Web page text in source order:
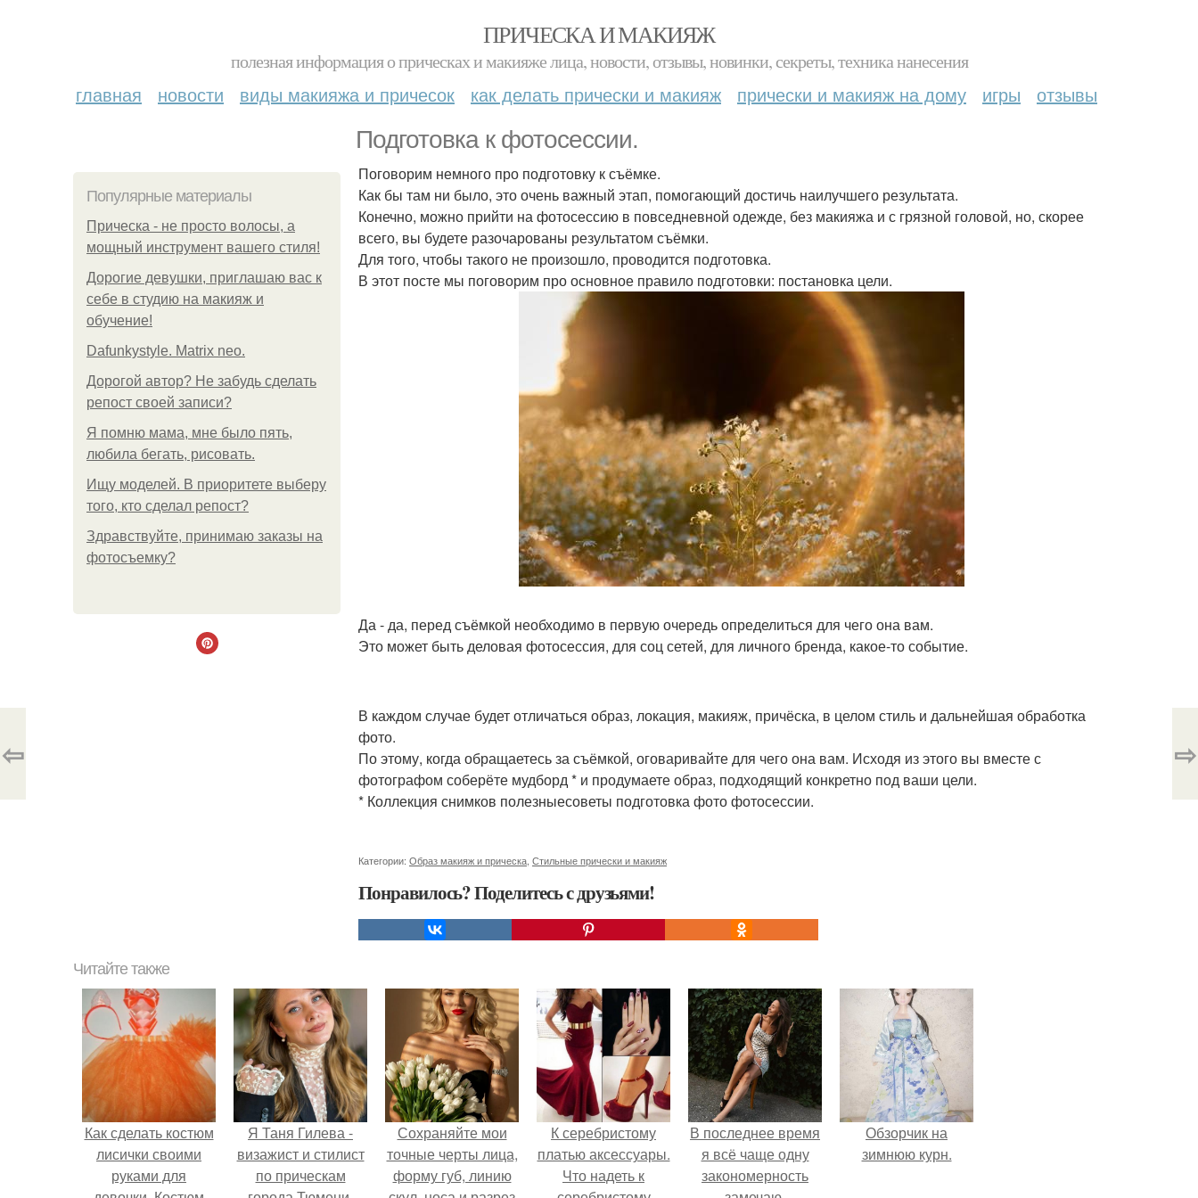
ПРИЧЕСКА И МАКИЯЖ
полезная информация о прическах и макияже лица, новости, отзывы, новинки, секреты, техника нанесения
главная новости виды макияжа и причесок как делать прически и макияж прически и макияж на дому игры отзывы
Подготовка к фотосессии.
Популярные материалы
Прическа - не просто волосы, а
мощный инструмент вашего стиля!
Дорогие девушки, приглашаю вас к
себе в студию на макияж и
обучение!
Dafunkystyle. Matrix neo.
Дорогой автор? Не забудь сделать
репост своей записи?
Я помню мама, мне было пять,
любила бегать, рисовать.
Ищу моделей. В приоритете выберу
того, кто сделал репост?
Здравствуйте, принимаю заказы на
фотосъемку?
Поговорим немного про подготовку к съёмке.
Как бы там ни было, это очень важный этап, помогающий достичь наилучшего результата.
Конечно, можно прийти на фотосессию в повседневной одежде, без макияжа и с грязной головой, но, скорее
всего, вы будете разочарованы результатом съёмки.
Для того, чтобы такого не произошло, проводится подготовка.
В этот посте мы поговорим про основное правило подготовки: постановка цели.
Да - да, перед съёмкой необходимо в первую очередь определиться для чего она вам.
Это может быть деловая фотосессия, для соц сетей, для личного бренда, какое-то событие.
В каждом случае будет отличаться образ, локация, макияж, причёска, в целом стиль и дальнейшая обработка
фото.
По этому, когда обращаетесь за съёмкой, оговаривайте для чего она вам. Исходя из этого вы вместе с
фотографом соберёте мудборд * и продумаете образ, подходящий конкретно под ваши цели.
* Коллекция снимков полезныесоветы подготовка фото фотосессии.
Категории: Образ макияж и прическа Стильные прически и макияж
Понравилось? Поделитесь с друзьями!
⇦ ⇨
Читайте также
Как сделать костюм
лисички своими
руками для
Я Таня Гилева -
визажист и стилист
по прическам
Сохраняйте мои
точные черты лица,
форму губ, линию
К серебристому
платью аксессуары.
Что надеть к
В последнее время
я всё чаще одну
закономерность
Обзорчик на
зимнюю курн.